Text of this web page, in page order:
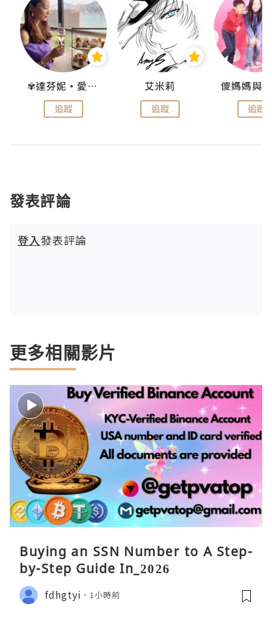
✾達芬妮•愛孩子•愛生活✾
追蹤
艾米莉
追蹤 追蹤
發表評論
登入發表評論
更多相關影片
Buying an SSN Number to A Step-
by-Step Guide In_2026
fdhgtyi 1小時前